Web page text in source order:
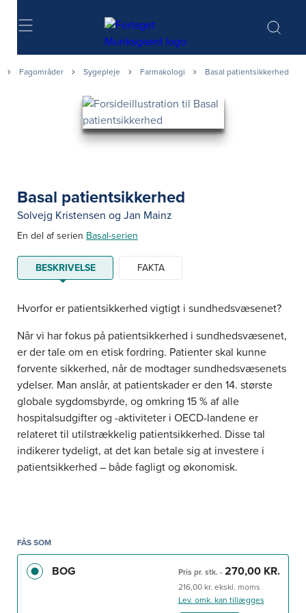
Søg
Fagområder Sygepleje Farmakologi Basal patientsikkerhed
Basal patientsikkerhed
Solvejg Kristensen og Jan Mainz
En del af serien Basal-serien
BESKRIVELSE FAKTA
Hvorfor er patientsikkerhed vigtigt i sundhedsvæsenet?
Når vi har fokus på patientsikkerhed i sundhedsvæsenet,
er der tale om en etisk fordring. Patienter skal kunne
forvente sikkerhed, når de modtager sundhedsvæsenets
ydelser. Man anslår, at patientskader er den 14. største
globale sygdomsbyrde, og omkring 15 % af alle
hospitalsudgifter og -aktiviteter i OECD-landene er
relateret til utilstrækkelig patientsikkerhed. Disse tal
indikerer tydeligt, at det kan betale sig at investere i
patientsikkerhed – både fagligt og økonomisk.
Patientsikkerhed fokuserer på at beskytte patienterne
imod unødige risici, skader og fejl, så sundhedsvæsenet
kan levere sikre faglige ydelser af høj kvalitet.
Patientsikkerhed bør derfor være integreret i alle
sundhedsfaglige ydelser og er dermed en
FÅS SOM
BOG Pris pr. stk. - 270,00 KR.
216,00 kr. ekskl. moms
Lev. omk. kan tillægges